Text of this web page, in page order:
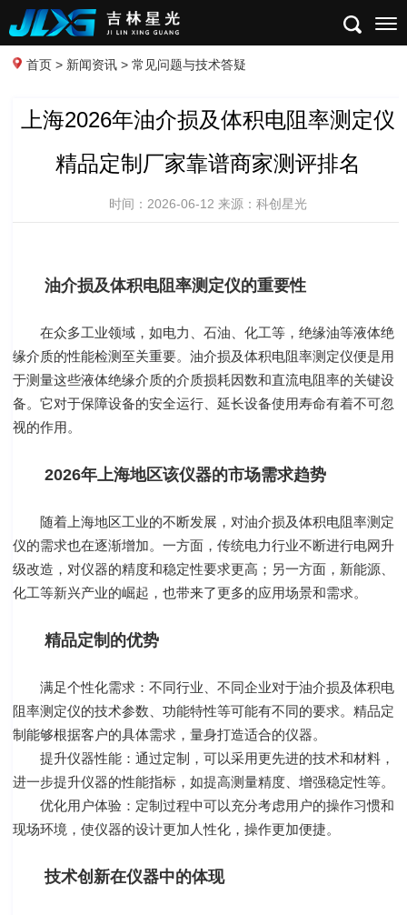
首页> 新闻资讯> 常见问题与技术答疑
上海2026年油介损及体积电阻率测定仪
精品定制厂家靠谱商家测评排名
时间：2026-06-12 来源：科创星光
油介损及体积电阻率测定仪的重要性
在众多工业领域，如电力、石油、化工等，绝缘油等液体绝
缘介质的性能检测至关重要。油介损及体积电阻率测定仪便是用
于测量这些液体绝缘介质的介质损耗因数和直流电阻率的关键设
备。它对于保障设备的安全运行、延长设备使用寿命有着不可忽
视的作用。
2026年上海地区该仪器的市场需求趋势
随着上海地区工业的不断发展，对油介损及体积电阻率测定
仪的需求也在逐渐增加。一方面，传统电力行业不断进行电网升
级改造，对仪器的精度和稳定性要求更高；另一方面，新能源、
化工等新兴产业的崛起，也带来了更多的应用场景和需求。
精品定制的优势
满足个性化需求：不同行业、不同企业对于油介损及体积电
阻率测定仪的技术参数、功能特性等可能有不同的要求。精品定
制能够根据客户的具体需求，量身打造适合的仪器。
提升仪器性能：通过定制，可以采用更先进的技术和材料，
进一步提升仪器的性能指标，如提高测量精度、增强稳定性等。
优化用户体验：定制过程中可以充分考虑用户的操作习惯和
现场环境，使仪器的设计更加人性化，操作更加便捷。
技术创新在仪器中的体现